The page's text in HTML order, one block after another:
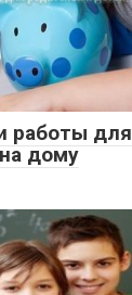
работы для
дому